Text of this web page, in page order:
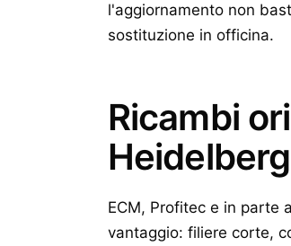
l'aggiornamento non
sostituzione in officina.
Ricambi
Heidelberg
ECM, Profitec e in parte
vantaggio: filiere corte,